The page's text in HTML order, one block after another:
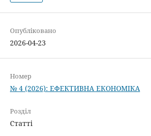
Опубліковано
2026-04-23
Номер
№ 4 (2026): ЕФЕКТИВНА ЕКОНОМІКА
Розділ
Статті